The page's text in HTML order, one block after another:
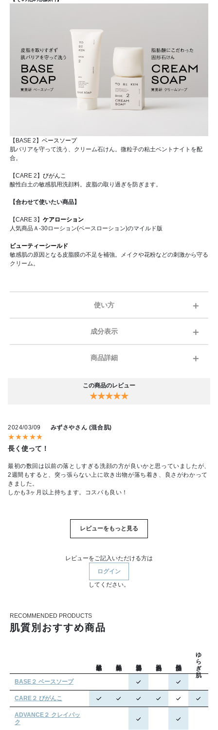
【BASE 2】 ベースソープ
肌バリアを守って洗う、クリーム石けん。微粒子の粘土ベントナイトを配
合。
【CARE 2】 びがんこ
酸性白土の敏感肌用洗顔料。皮脂の取り過ぎを防ぎます。
【合わせて使いたい商品】
【CARE 3】 ケアローション
人気商品Ａ-30ローション(ベースローション)のマイルド版
ビューティーシールド
敏感肌の原因となる皮脂膜の不足を補強。メイクや花粉などの刺激から守る
クリーム。
使い方
成分表示
商品詳細
この商品のレビュー
★★★★★
2024/03/09 みずさやさん (混合肌)
★★★★★
長く使って！
最初の数回は以前の落としすぎる洗顔の方が良いかと思っていましたが、
2週間もすると、突っ張らない上に吹き出物が落ち着き、良さがわかって
きました。
しかも3ヶ月以上持ちます。コスパも良い！
レビューをもっと見る
レビューをご記入いただける方は
ログイン
してください。
RECOMMENDED PRODUCTS
肌質別おすすめ商品
ゆらぎ肌
BASE２ ベースソープ
CARE２ びがんこ
ADVANCE２ クレイパッ
ク